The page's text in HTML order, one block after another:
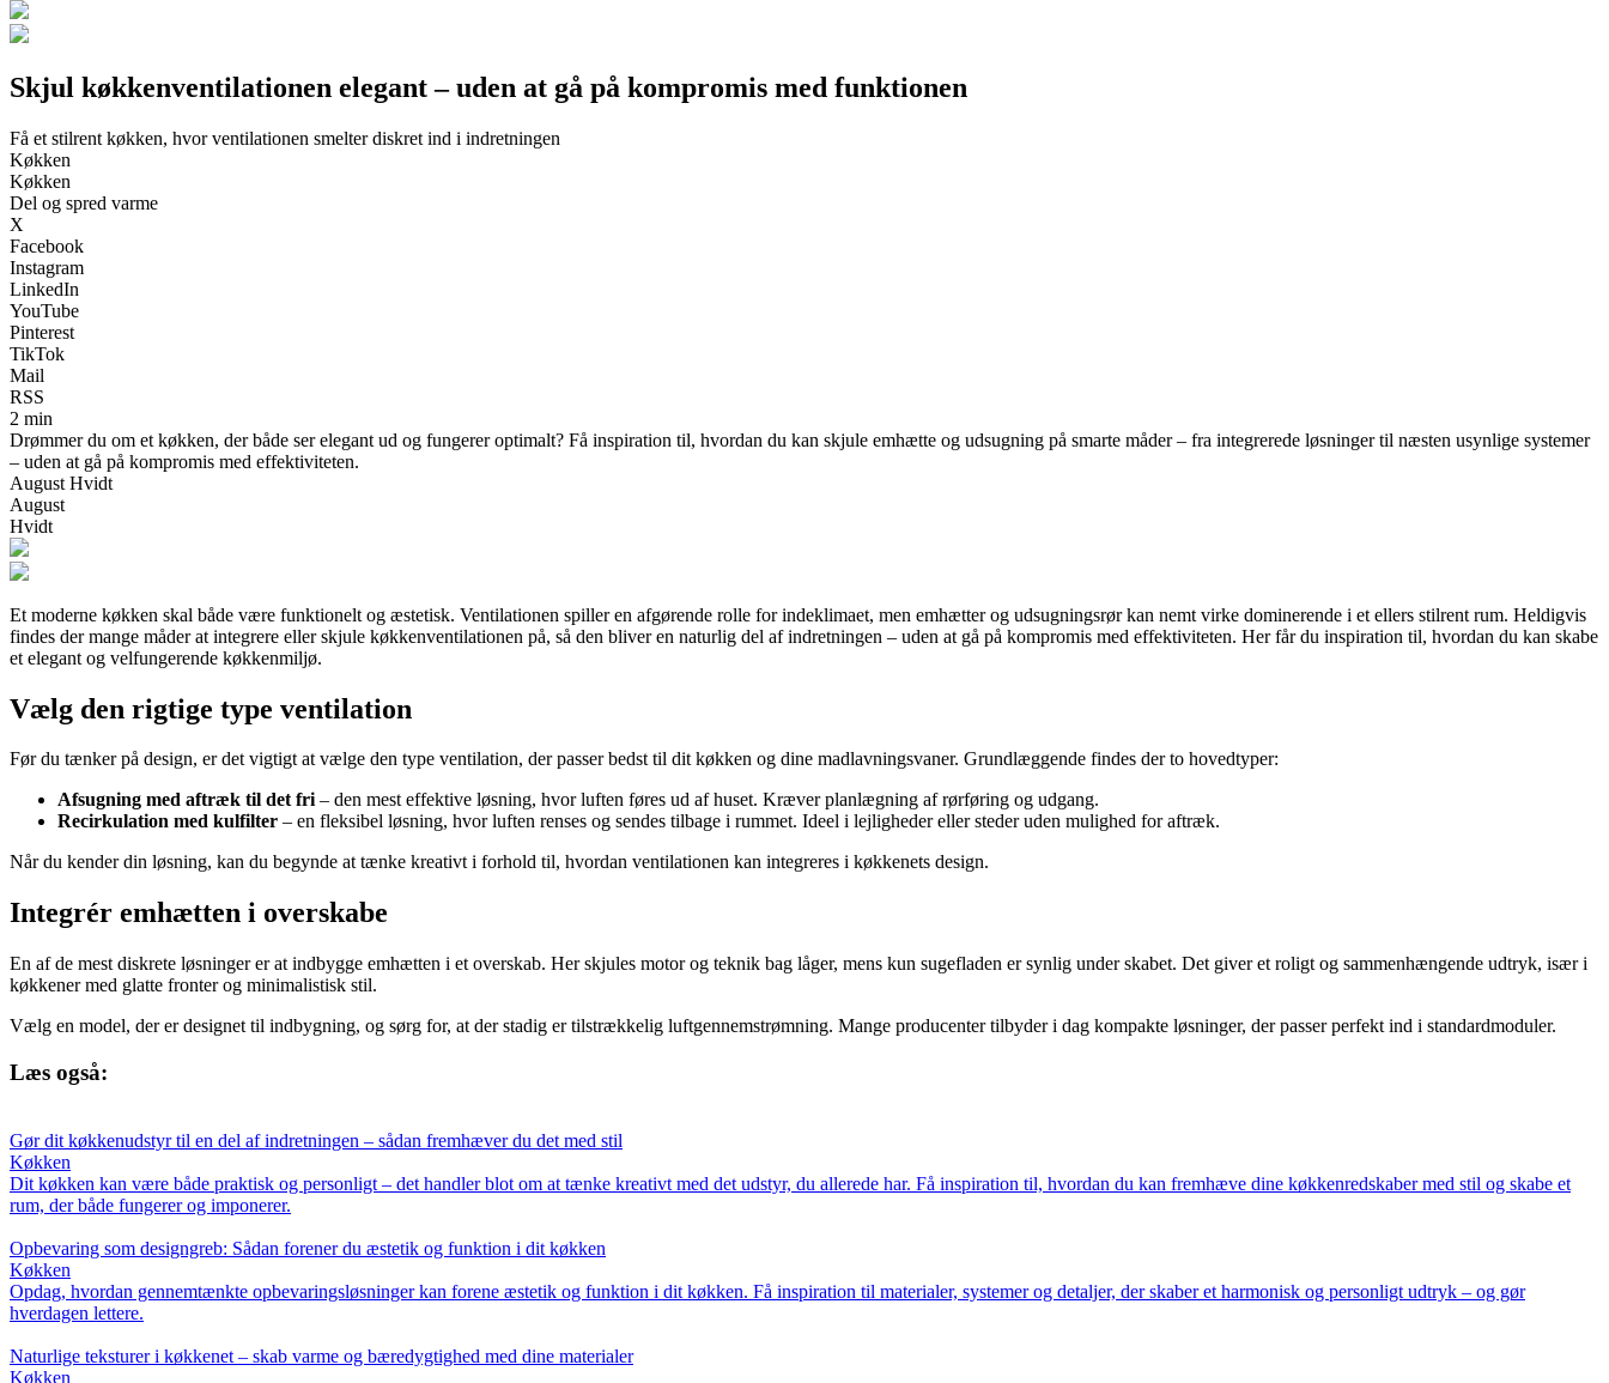
Skjul køkkenventilationen elegant – uden at gå på kompromis med funktionen
Få et stilrent køkken, hvor ventilationen smelter diskret ind i indretningen
Køkken
Køkken
Del og spred varme
X
Facebook
Instagram
LinkedIn
YouTube
Pinterest
TikTok
Mail
RSS
2 min
Drømmer du om et køkken, der både ser elegant ud og fungerer optimalt? Få inspiration til, hvordan du kan skjule emhætte og udsugning på smarte måder – fra integrerede løsninger til næsten usynlige systemer
– uden at gå på kompromis med effektiviteten.
August Hvidt
August
Hvidt
Et moderne køkken skal både være funktionelt og æstetisk. Ventilationen spiller en afgørende rolle for indeklimaet, men emhætter og udsugningsrør kan nemt virke dominerende i et ellers stilrent rum. Heldigvis
findes der mange måder at integrere eller skjule køkkenventilationen på, så den bliver en naturlig del af indretningen – uden at gå på kompromis med effektiviteten. Her får du inspiration til, hvordan du kan skabe
et elegant og velfungerende køkkenmiljø.
Vælg den rigtige type ventilation
Før du tænker på design, er det vigtigt at vælge den type ventilation, der passer bedst til dit køkken og dine madlavningsvaner. Grundlæggende findes der to hovedtyper:
Afsugning med aftræk til det fri– den mest effektive løsning, hvor luften føres ud af huset. Kræver planlægning af rørføring og udgang.
Recirkulation med kulfilter – en fleksibel løsning, hvor luften renses og sendes tilbage i rummet. Ideel i lejligheder eller steder uden mulighed for aftræk.
Når du kender din løsning, kan du begynde at tænke kreativt i forhold til, hvordan ventilationen kan integreres i køkkenets design.
Integrér emhætten i overskabe
En af de mest diskrete løsninger er at indbygge emhætten i et overskab. Her skjules motor og teknik bag låger, mens kun sugefladen er synlig under skabet. Det giver et roligt og sammenhængende udtryk, især i
køkkener med glatte fronter og minimalistisk stil.
Vælg en model, der er designet til indbygning, og sørg for, at der stadig er tilstrækkelig luftgennemstrømning. Mange producenter tilbyder i dag kompakte løsninger, der passer perfekt ind i standardmoduler.
Læs også:
Gør dit køkkenudstyr til en del af indretningen – sådan fremhæver du det med stil
Køkken
Dit køkken kan være både praktisk og personligt – det handler blot om at tænke kreativt med det udstyr, du allerede har. Få inspiration til, hvordan du kan fremhæve dine køkkenredskaber med stil og skabe et
rum, der både fungerer og imponerer.
Opbevaring som designgreb: Sådan forener du æstetik og funktion i dit køkken
Køkken
Opdag, hvordan gennemtænkte opbevaringsløsninger kan forene æstetik og funktion i dit køkken. Få inspiration til materialer, systemer og detaljer, der skaber et harmonisk og personligt udtryk – og gør
hverdagen lettere.
Naturlige teksturer i køkkenet – skab varme og bæredygtighed med dine materialer
Køkken